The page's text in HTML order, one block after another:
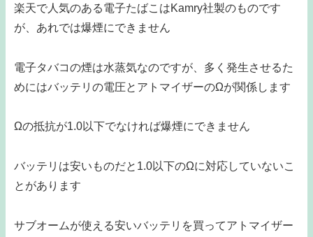
楽天で人気のある電子たばこはKamry社製のものです
が、あれでは爆煙にできません
電子タバコの煙は水蒸気なのですが、多く発生させるた
めにはバッテリの電圧とアトマイザーのΩが関係します
Ωの抵抗が1.0以下でなければ爆煙にできません
バッテリは安いものだと1.0以下のΩに対応していないこ
とがあります
サブオームが使える安いバッテリを買ってアトマイザー